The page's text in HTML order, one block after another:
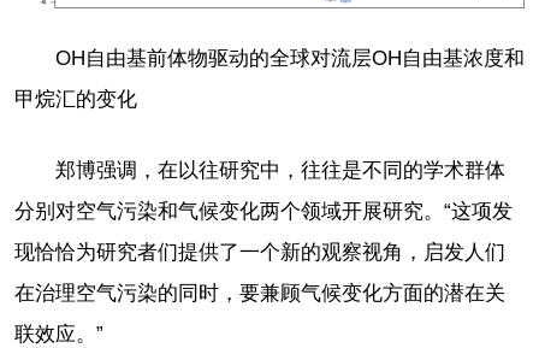
OH自由基前体物驱动的全球对流层OH自由基浓度和
甲烷汇的变化
郑博强调，在以往研究中，往往是不同的学术群体
分别对空气污染和气候变化两个领域开展研究。“这项发
现恰恰为研究者们提供了一个新的观察视角，启发人们
在治理空气污染的同时，要兼顾气候变化方面的潜在关
联效应。”